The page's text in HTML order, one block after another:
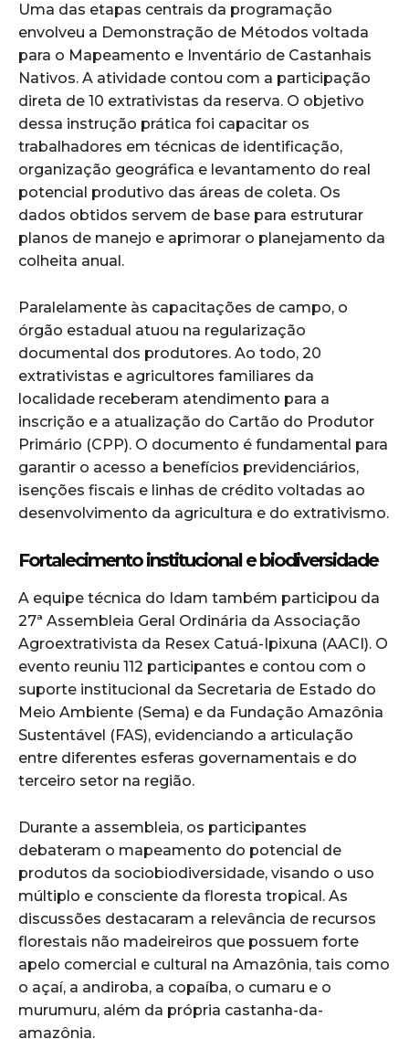
Uma das etapas centrais da programação
envolveu a Demonstração de Métodos voltada
para o Mapeamento e Inventário de Castanhais
Nativos. A atividade contou com a participação
direta de 10 extrativistas da reserva. O objetivo
dessa instrução prática foi capacitar os
trabalhadores em técnicas de identificação,
organização geográfica e levantamento do real
potencial produtivo das áreas de coleta. Os
dados obtidos servem de base para estruturar
planos de manejo e aprimorar o planejamento da
colheita anual.
Paralelamente às capacitações de campo, o
órgão estadual atuou na regularização
documental dos produtores. Ao todo, 20
extrativistas e agricultores familiares da
localidade receberam atendimento para a
inscrição e a atualização do Cartão do Produtor
Primário (CPP). O documento é fundamental para
garantir o acesso a benefícios previdenciários,
isenções fiscais e linhas de crédito voltadas ao
desenvolvimento da agricultura e do extrativismo.
Fortalecimento institucional e biodiversidade
A equipe técnica do Idam também participou da
27ª Assembleia Geral Ordinária da Associação
Agroextrativista da Resex Catuá-Ipixuna (AACI). O
evento reuniu 112 participantes e contou com o
suporte institucional da Secretaria de Estado do
Meio Ambiente (Sema) e da Fundação Amazônia
Sustentável (FAS), evidenciando a articulação
entre diferentes esferas governamentais e do
terceiro setor na região.
Durante a assembleia, os participantes
debateram o mapeamento do potencial de
produtos da sociobiodiversidade, visando o uso
múltiplo e consciente da floresta tropical. As
discussões destacaram a relevância de recursos
florestais não madeireiros que possuem forte
apelo comercial e cultural na Amazônia, tais como
o açaí, a andiroba, a copaíba, o cumaru e o
murumuru, além da própria castanha-da-
amazônia.